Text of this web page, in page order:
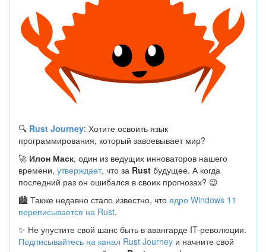
🔍 Rust Journey: Хотите освоить язык
программирования, который завоевывает мир?
🚀 Илон Маск, один из ведущих инноваторов нашего
времени, утверждает, что за Rust будущее. А когда
последний раз он ошибался в своих прогнозах? 😉
🏙 Также недавно стало известно, что ядро Windows 11
переписывается на Rust.
✨ Не упустите свой шанс быть в авангарде IT-революции.
Подписывайтесь на канал Rust Journey и начните свой